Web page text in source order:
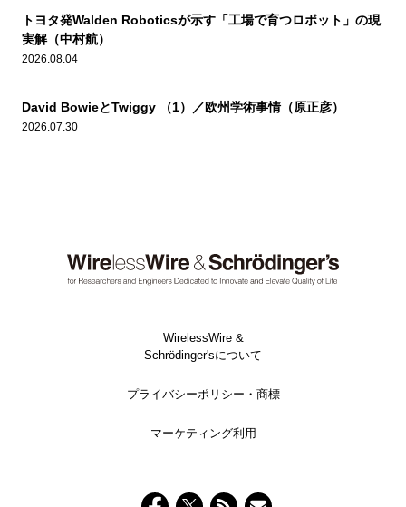
トヨタ発Walden Roboticsが示す「工場で育つロボット」の現
実解（中村航）
2026.08.04
David BowieとTwiggy （1）／欧州学術事情（原正彦）
2026.07.30
WirelessWire &
Schrödinger'sについて
プライバシーポリシー・商標
マーケティング利用